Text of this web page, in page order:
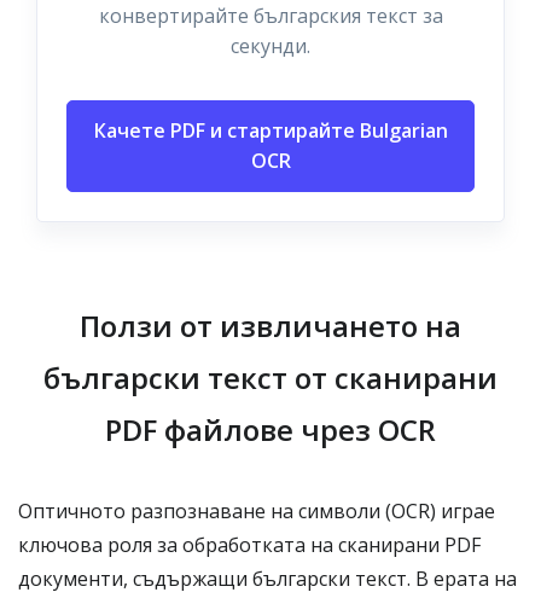
конвертирайте българския текст за
секунди.
Качете PDF и стартирайте Bulgarian
OCR
Ползи от извличането на
български текст от сканирани
PDF файлове чрез OCR
Оптичното разпознаване на символи (OCR) играе
ключова роля за обработката на сканирани PDF
документи, съдържащи български текст. В ерата на